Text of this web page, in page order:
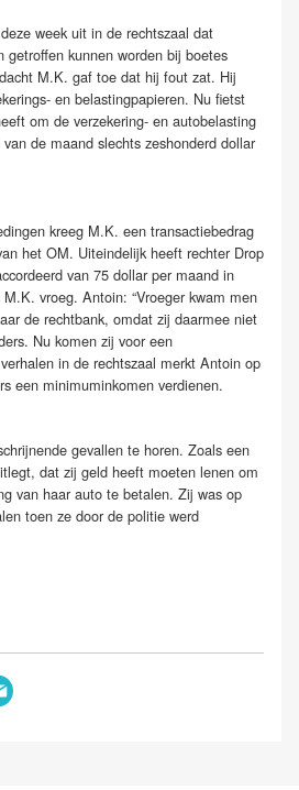
week uit in de rechtszaal dat
getroffen kunnen worden bij boetes
M.K. gaf toe dat hij fout zat. Hij
en belastingpapieren. Nu fietst
om de verzekering- en autobelasting
de maand slechts zeshonderd dollar
kreeg M.K. een transactiebedrag
het OM. Uiteindelijk heeft rechter Drop
van 75 dollar per maand in
vroeg. Antoin: “Vroeger kwam men
de rechtbank, omdat zij daarmee niet
Nu komen zij voor een
in de rechtszaal merkt Antoin op
een minimuminkomen verdienen.
gevallen te horen. Zoals een
dat zij geld heeft moeten lenen om
van haar auto te betalen. Zij was op
toen ze door de politie werd